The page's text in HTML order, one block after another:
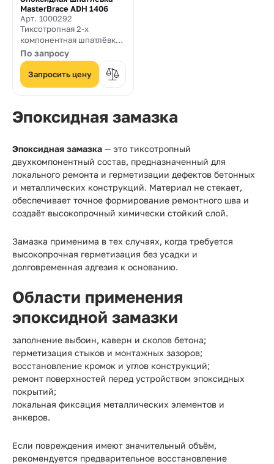
8
800
550-
03-
50
sales@mpkm.org
MasterBrace ADH 1406
Арт. 1000292
Тиксотропная 2-х
компонентная шпатлёвка
на основе эпоксидной
смолы, используемая в
композитной системе
усиления MBrace для
выравнивания
качестве ремонтной и
анкеровочной смеси.
По запросу
Запросить цену
Эпоксидная замазка
Эпоксидная замазка — это тиксотропный
двухкомпонентный состав, предназначенный для
локального ремонта и герметизации дефектов бетонных
и металлических конструкций. Материал не стекает,
обеспечивает точное формирование ремонтного шва и
создаёт высокопрочный химически стойкий слой.
Замазка применима в тех случаях, когда требуется
высокопрочная герметизация без усадки и
долговременная адгезия к основанию.
Области применения
эпоксидной замазки
заполнение выбоин, каверн и сколов бетона;
герметизация стыков и монтажных зазоров;
восстановление кромок и углов конструкций;
ремонт поверхностей перед устройством эпоксидных
покрытий;
локальная фиксация металлических элементов и
анкеров.
Если повреждения имеют значительный объём,
рекомендуется предварительное восстановление